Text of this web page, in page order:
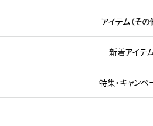
アイテム（その
新着アイテ
特集・キャンペ